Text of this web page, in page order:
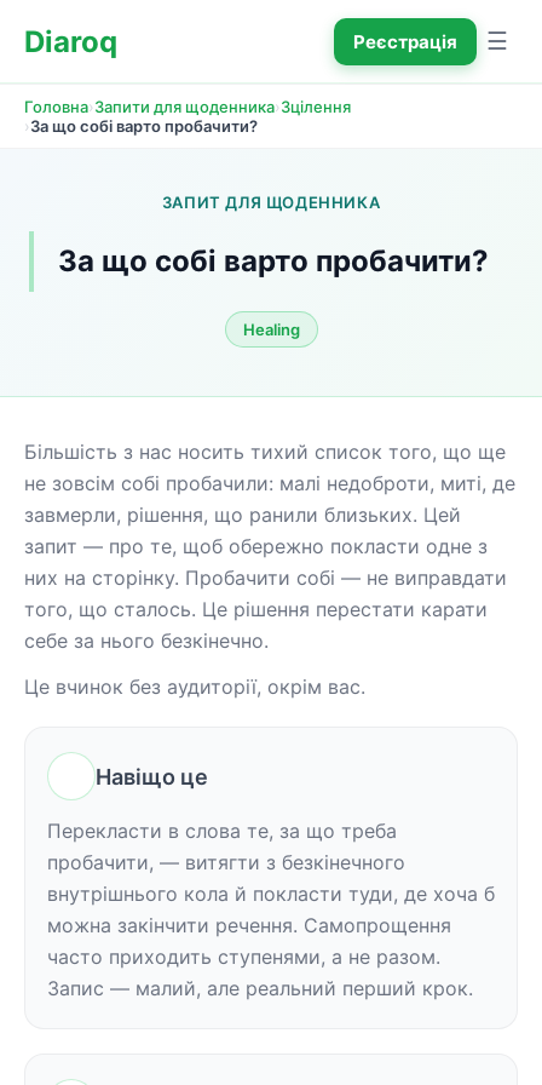
Diaroq Реєстрація ☰
Головна›Запити для щоденника›Зцілення
›За що собі варто пробачити?
ЗАПИТ ДЛЯ ЩОДЕННИКА
За що собі варто пробачити?
Healing
Більшість з нас носить тихий список того, що ще
не зовсім собі пробачили: малі недоброти, миті, де
завмерли, рішення, що ранили близьких. Цей
запит — про те, щоб обережно покласти одне з
них на сторінку. Пробачити собі — не виправдати
того, що сталось. Це рішення перестати карати
себе за нього безкінечно.
Це вчинок без аудиторії, окрім вас.
Навіщо це
Перекласти в слова те, за що треба
пробачити, — витягти з безкінечного
внутрішнього кола й покласти туди, де хоча б
можна закінчити речення. Самопрощення
часто приходить ступенями, а не разом.
Запис — малий, але реальний перший крок.